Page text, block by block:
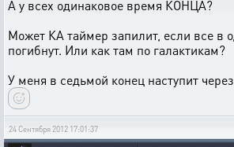
А у всех одинаковое время КОНЦА?
Может КА таймер запилит, если все в
погибнут. Или как там по галактикам?
У меня в седьмой конец наступит
24 Сентября 2012 17:01:37